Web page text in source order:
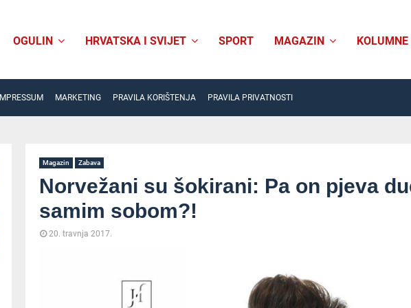
OGULIN HRVATSKA I SVIJET SPORT MAGAZIN KOLUMNE
IMPRESSUM MARKETING PRAVILA KORIŠTENJA PRAVILA PRIVATNOSTI
Magazin Zabava
Norvežani su šokirani: Pa on pjeva
samim sobom?!
20. travnja 2017.